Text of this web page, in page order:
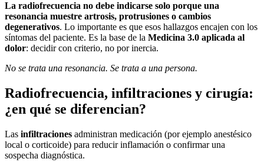
La radiofrecuencia no debe indicarse solo porque una
resonancia muestre artrosis, protrusiones o cambios
degenerativos. Lo importante es que esos hallazgos encajen con los
síntomas del paciente. Es la base de la Medicina 3.0 aplicada al
dolor: decidir con criterio, no por inercia.
No se trata una resonancia. Se trata a una persona.
Radiofrecuencia, infiltraciones y cirugía:
¿en qué se diferencian?
Las infiltraciones administran medicación (por ejemplo anestésico
local o corticoide) para reducir inflamación o confirmar una
sospecha diagnóstica.